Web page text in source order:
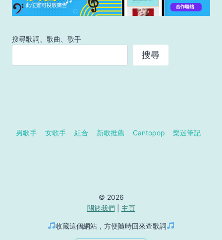
搜尋歌詞、歌曲、歌手
搜尋
男歌手 女歌手 組合 新歌推薦 Cantopop 樂迷筆記
© 2026
關於我們
主頁
收藏這個網站，方便隨時回來查歌詞